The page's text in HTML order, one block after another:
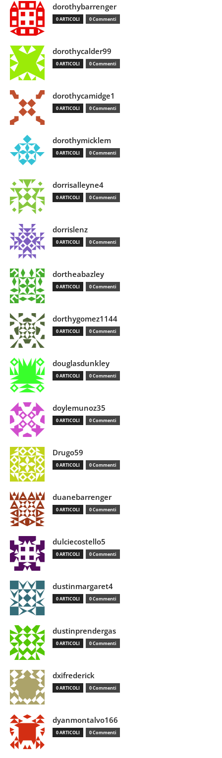
dorothybarrenger
0 ARTICOLI 0 Commenti
dorothycalder99
0 ARTICOLI 0 Commenti
dorothycamidge1
0 ARTICOLI 0 Commenti
dorothymicklem
0 ARTICOLI 0 Commenti
dorrisalleyne4
0 ARTICOLI 0 Commenti
dorrislenz
0 ARTICOLI 0 Commenti
dortheabazley
0 ARTICOLI 0 Commenti
dorthygomez1144
0 ARTICOLI 0 Commenti
douglasdunkley
0 ARTICOLI 0 Commenti
doylemunoz35
0 ARTICOLI 0 Commenti
Drugo59
0 ARTICOLI 0 Commenti
duanebarrenger
0 ARTICOLI 0 Commenti
dulciecostello5
0 ARTICOLI 0 Commenti
dustinmargaret4
0 ARTICOLI 0 Commenti
dustinprendergas
0 ARTICOLI 0 Commenti
dxifrederick
0 ARTICOLI 0 Commenti
dyanmontalvo166
0 ARTICOLI 0 Commenti